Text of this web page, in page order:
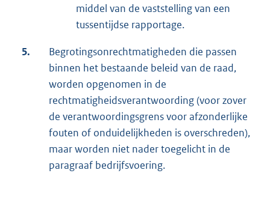
middel van de vaststelling van een
tussentijdse rapportage.
5.
Begrotingsonrechtmatigheden die passen
binnen het bestaande beleid van de raad,
worden opgenomen in de
rechtmatigheidsverantwoording (voor zover
de verantwoordingsgrens voor afzonderlijke
fouten of onduidelijkheden is overschreden),
maar worden niet nader toegelicht in de
paragraaf bedrijfsvoering.